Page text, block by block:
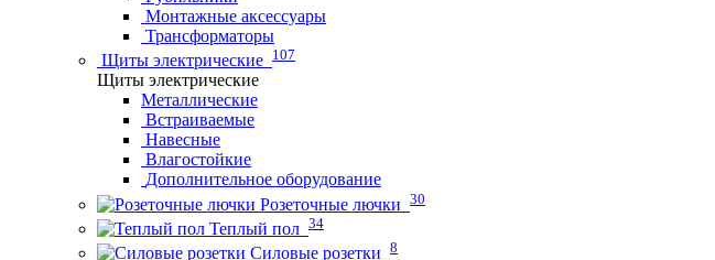
Монтажные аксессуары
Трансформаторы
Щиты электрические 107
Щиты электрические
Металлические
Встраиваемые
Навесные
Влагостойкие
Дополнительное оборудование
Розеточные лючки 30
Теплый пол 34
Силовые розетки 8